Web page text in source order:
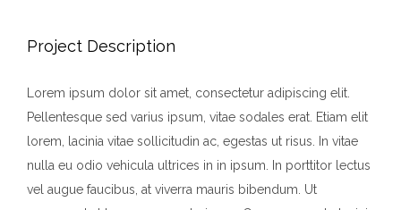
Project Description
Lorem ipsum dolor sit amet, consectetur adipiscing elit.
Pellentesque sed varius ipsum, vitae sodales erat. Etiam elit
lorem, lacinia vitae sollicitudin ac, egestas ut risus. In vitae
nulla eu odio vehicula ultrices in in ipsum. In porttitor lectus
vel augue faucibus, at viverra mauris bibendum. Ut